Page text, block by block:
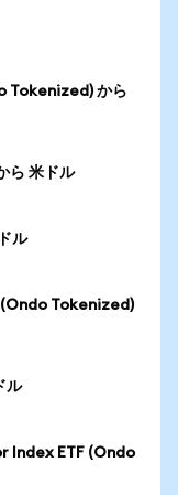
Tokenized) から
ら 米ドル
ル
(Ondo Tokenized)
ル
Index ETF (Ondo